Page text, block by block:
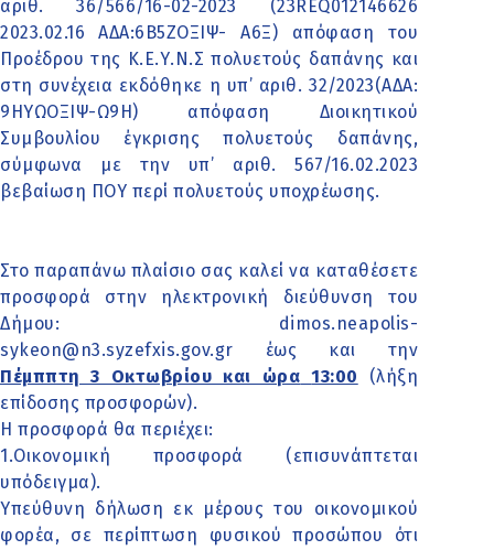
αριθ. 36/566/16-02-2023 (23REQ012146626
2023.02.16 AΔΑ:6Β5ΖΟΞΙΨ- Α6Ξ) απόφαση του
Προέδρου της Κ.Ε.Υ.Ν.Σ πολυετούς δαπάνης και
στη συνέχεια εκδόθηκε η υπ’ αριθ. 32/2023(ΑΔΑ:
9ΗΥΩΟΞΙΨ-Ω9Η) απόφαση Διοικητικού
Συμβουλίου έγκρισης πολυετούς δαπάνης,
σύμφωνα με την υπ’ αριθ. 567/16.02.2023
βεβαίωση ΠΟΥ περί πολυετούς υποχρέωσης.
Στο παραπάνω πλαίσιο σας καλεί να καταθέσετε
προσφορά στην ηλεκτρονική διεύθυνση του
Δήμου: dimos.neapolis-
sykeon@n3.syzefxis.gov.gr έως και την
Πέμππτη 3 Οκτωβρίου και ώρα 13:00 (λήξη
επίδοσης προσφορών).
Η προσφορά θα περιέχει:
1.Οικονομική προσφορά (επισυνάπτεται
υπόδειγμα).
Υπεύθυνη δήλωση εκ μέρους του οικονομικού
φορέα, σε περίπτωση φυσικού προσώπου ότι